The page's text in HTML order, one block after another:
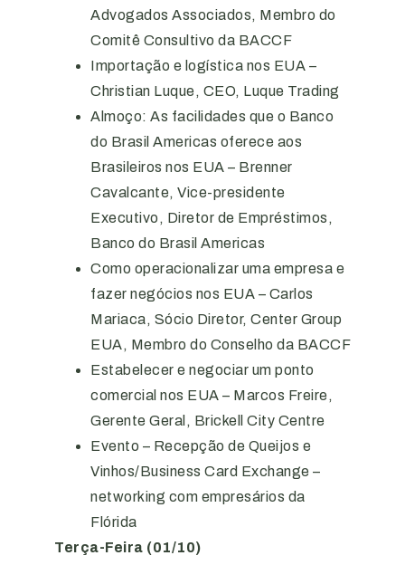
Advogados Associados, Membro do
Comitê Consultivo da BACCF
Importação e logística nos EUA –
Christian Luque, CEO, Luque Trading
Almoço: As facilidades que o Banco
do Brasil Americas oferece aos
Brasileiros nos EUA – Brenner
Cavalcante, Vice-presidente
Executivo, Diretor de Empréstimos,
Banco do Brasil Americas
Como operacionalizar uma empresa e
fazer negócios nos EUA – Carlos
Mariaca, Sócio Diretor, Center Group
EUA, Membro do Conselho da BACCF
Estabelecer e negociar um ponto
comercial nos EUA – Marcos Freire,
Gerente Geral, Brickell City Centre
Evento – Recepção de Queijos e
Vinhos/Business Card Exchange –
networking com empresários da
Flórida
Terça-Feira (01/10)